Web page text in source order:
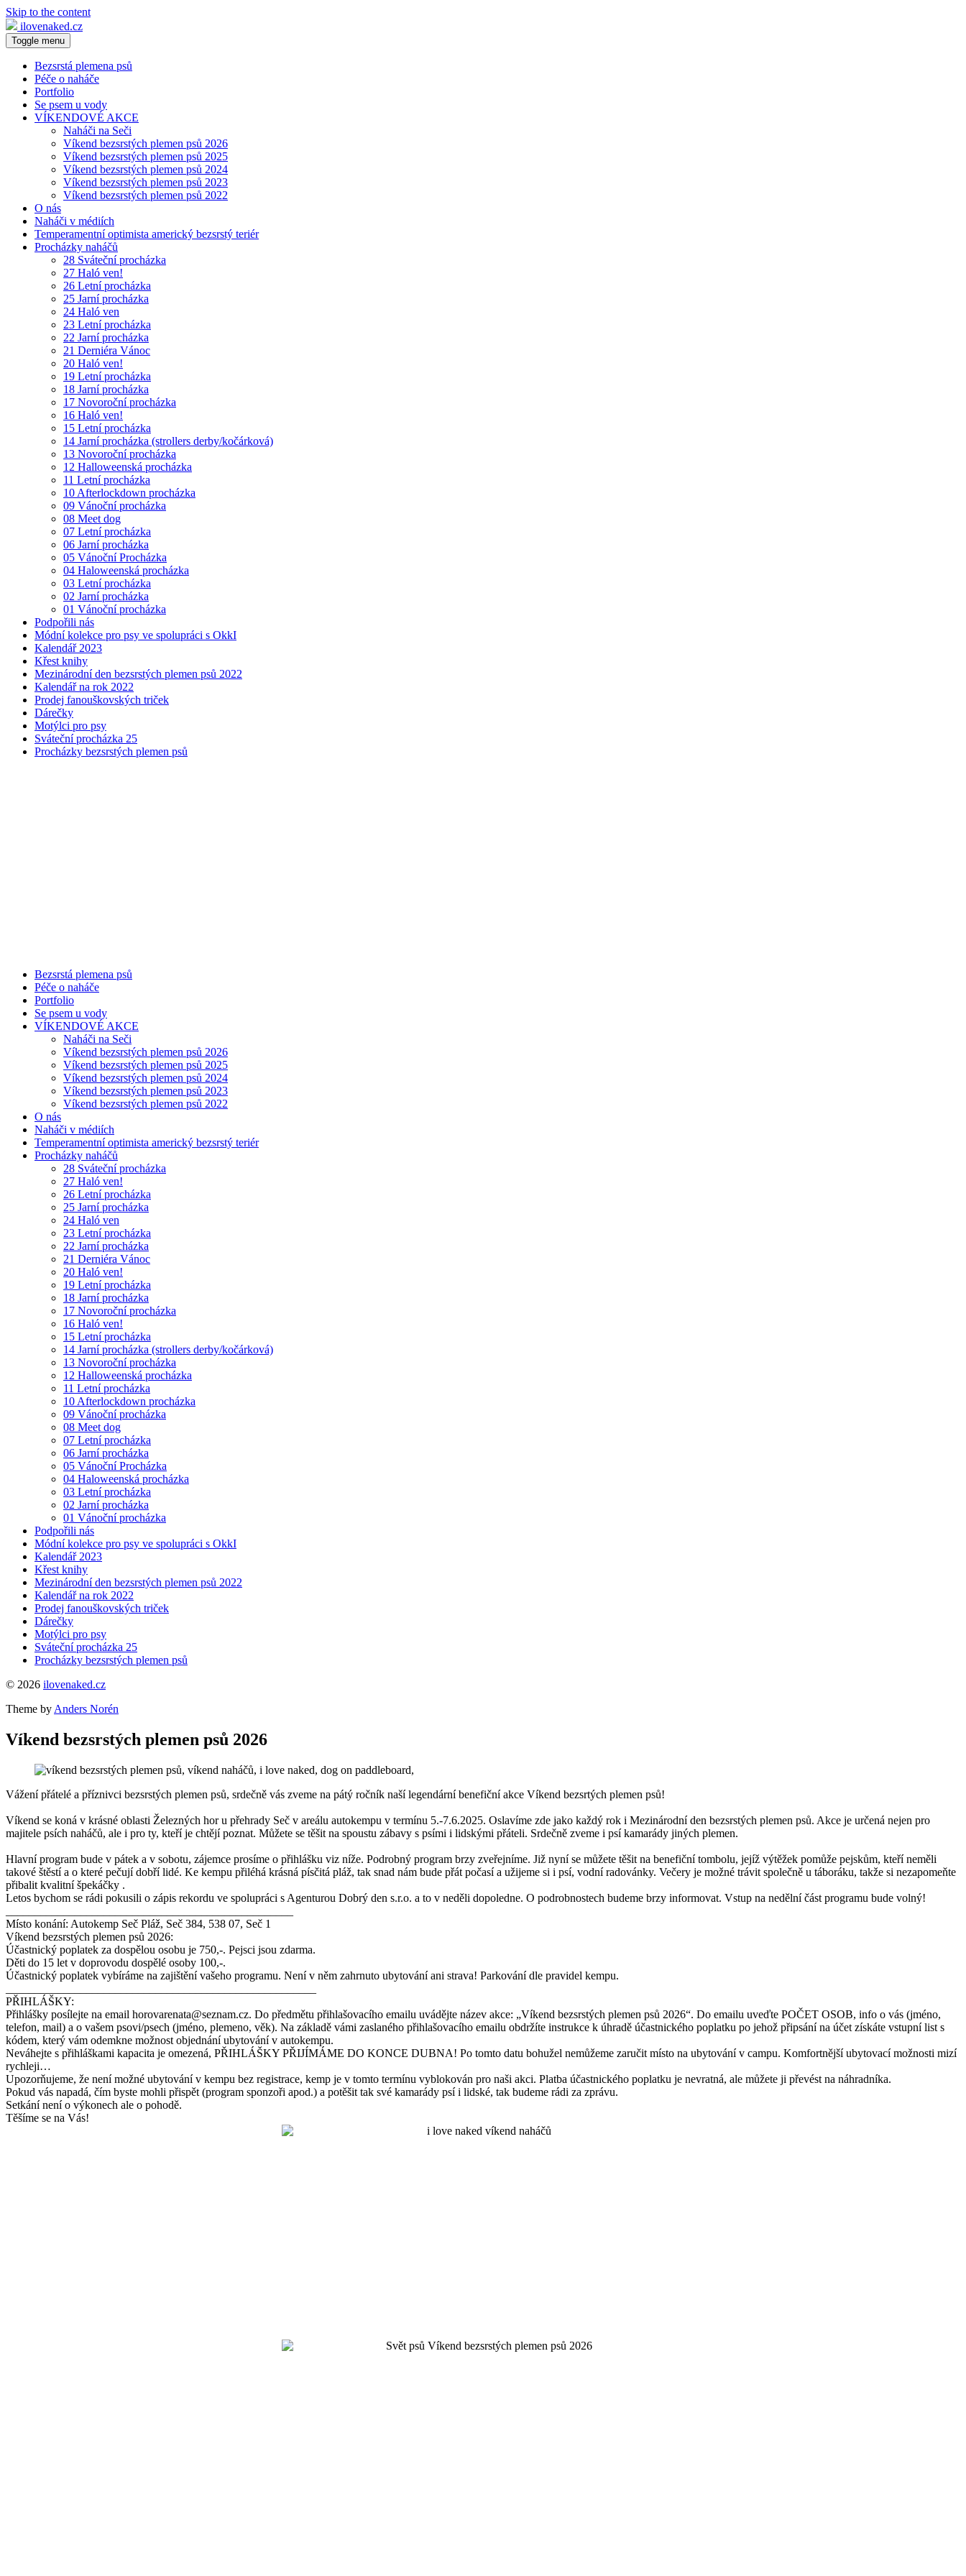
Skip to the content
ilovenaked.cz
Toggle menu
Bezsrstá plemena psů
Péče o naháče
Portfolio
Se psem u vody
VÍKENDOVÉ AKCE
Naháči na Seči
Víkend bezsrstých plemen psů 2026
Víkend bezsrstých plemen psů 2025
Víkend bezsrstých plemen psů 2024
Víkend bezsrstých plemen psů 2023
Víkend bezsrstých plemen psů 2022
O nás
Naháči v médiích
Temperamentní optimista americký bezsrstý teriér
Procházky naháčů
28 Sváteční procházka
27 Haló ven!
26 Letní procházka
25 Jarní procházka
24 Haló ven
23 Letní procházka
22 Jarní procházka
21 Derniéra Vánoc
20 Haló ven!
19 Letní procházka
18 Jarní procházka
17 Novoroční procházka
16 Haló ven!
15 Letní procházka
14 Jarní procházka (strollers derby/kočárková)
13 Novoroční procházka
12 Halloweenská procházka
11 Letní procházka
10 Afterlockdown procházka
09 Vánoční procházka
08 Meet dog
07 Letní procházka
06 Jarní procházka
05 Vánoční Procházka
04 Haloweenská procházka
03 Letní procházka
02 Jarní procházka
01 Vánoční procházka
Podpořili nás
Módní kolekce pro psy ve spolupráci s OkkI
Kalendář 2023
Křest knihy
Mezinárodní den bezsrstých plemen psů 2022
Kalendář na rok 2022
Prodej fanouškovských triček
Dárečky
Motýlci pro psy
Sváteční procházka 25
Procházky bezsrstých plemen psů
Bezsrstá plemena psů
Péče o naháče
Portfolio
Se psem u vody
VÍKENDOVÉ AKCE
Naháči na Seči
Víkend bezsrstých plemen psů 2026
Víkend bezsrstých plemen psů 2025
Víkend bezsrstých plemen psů 2024
Víkend bezsrstých plemen psů 2023
Víkend bezsrstých plemen psů 2022
O nás
Naháči v médiích
Temperamentní optimista americký bezsrstý teriér
Procházky naháčů
28 Sváteční procházka
27 Haló ven!
26 Letní procházka
25 Jarní procházka
24 Haló ven
23 Letní procházka
22 Jarní procházka
21 Derniéra Vánoc
20 Haló ven!
19 Letní procházka
18 Jarní procházka
17 Novoroční procházka
16 Haló ven!
15 Letní procházka
14 Jarní procházka (strollers derby/kočárková)
13 Novoroční procházka
12 Halloweenská procházka
11 Letní procházka
10 Afterlockdown procházka
09 Vánoční procházka
08 Meet dog
07 Letní procházka
06 Jarní procházka
05 Vánoční Procházka
04 Haloweenská procházka
03 Letní procházka
02 Jarní procházka
01 Vánoční procházka
Podpořili nás
Módní kolekce pro psy ve spolupráci s OkkI
Kalendář 2023
Křest knihy
Mezinárodní den bezsrstých plemen psů 2022
Kalendář na rok 2022
Prodej fanouškovských triček
Dárečky
Motýlci pro psy
Sváteční procházka 25
Procházky bezsrstých plemen psů
© 2026 ilovenaked.cz
Theme by Anders Norén
Víkend bezsrstých plemen psů 2026
Vážení přátelé a příznivci bezsrstých plemen psů, srdečně vás zveme na pátý ročník naší legendární benefiční akce Víkend bezsrtých plemen psů!
Víkend se koná v krásné oblasti Železných hor u přehrady Seč v areálu autokempu v termínu 5.-7.6.2025. Oslavíme zde jako každý rok i Mezinárodní den bezsrstých plemen psů. Akce je určená nejen pro
majitele psích naháčů, ale i pro ty, kteří je chtějí poznat. Můžete se těšit na spoustu zábavy s psími i lidskými přáteli. Srdečně zveme i psí kamarády jiných plemen.
Hlavní program bude v pátek a v sobotu, zájemce prosíme o přihlášku viz níže. Podrobný program brzy zveřejníme. Již nyní se můžete těšit na benefiční tombolu, jejíž výtěžek pomůže pejskům, kteří neměli
takové štěstí a o které pečují dobří lidé. Ke kempu přiléhá krásná písčitá pláž, tak snad nám bude přát počasí a užijeme si i psí, vodní radovánky. Večery je možné trávit společně u táboráku, takže si nezapomeňte
přibalit kvalitní špekáčky .
Letos bychom se rádi pokusili o zápis rekordu ve spolupráci s Agenturou Dobrý den s.r.o. a to v neděli dopoledne. O podrobnostech budeme brzy informovat. Vstup na nedělní část programu bude volný!
Místo konání: Autokemp Seč Pláž, Seč 384, 538 07, Seč 1
Víkend bezsrstých plemen psů 2026:
Účastnický poplatek za dospělou osobu je 750,-. Pejsci jsou zdarma.
Děti do 15 let v doprovodu dospělé osoby 100,-.
Účastnický poplatek vybíráme na zajištění vašeho programu. Není v něm zahrnuto ubytování ani strava! Parkování dle pravidel kempu.
PŘIHLÁŠKY:
Přihlášky posílejte na email horovarenata@seznam.cz. Do předmětu přihlašovacího emailu uvádějte název akce: „Víkend bezsrstých plemen psů 2026“. Do emailu uveďte POČET OSOB, info o vás (jméno,
telefon, mail) a o vašem psovi/psech (jméno, plemeno, věk). Na základě vámi zaslaného přihlašovacího emailu obdržíte instrukce k úhradě účastnického poplatku po jehož připsání na účet získáte vstupní list s
kódem, který vám odemkne možnost objednání ubytování v autokempu.
Neváhejte s přihláškami kapacita je omezená, PŘIHLÁŠKY PŘIJÍMÁME DO KONCE DUBNA! Po tomto datu bohužel nemůžeme zaručit místo na ubytování v campu. Komfortnější ubytovací možnosti mizí
rychleji…
Upozorňujeme, že není možné ubytování v kempu bez registrace, kemp je v tomto termínu vyblokován pro naši akci. Platba účastnického poplatku je nevratná, ale můžete ji převést na náhradníka.
Pokud vás napadá, čím byste mohli přispět (program sponzoři apod.) a potěšit tak své kamarády psí i lidské, tak budeme rádi za zprávu.
Setkání není o výkonech ale o pohodě.
Těšíme se na Vás!